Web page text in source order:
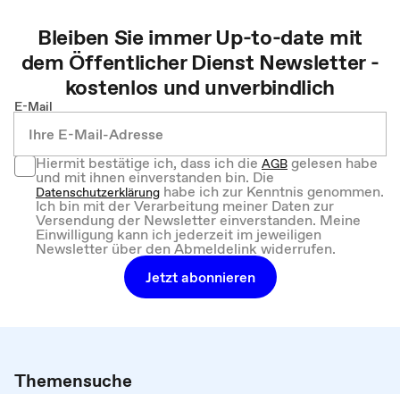
Bleiben Sie immer Up-to-date mit
dem Öffentlicher Dienst Newsletter -
kostenlos und unverbindlich
E-Mail
Hiermit bestätige ich, dass ich dieAGBgelesen habe
und mit ihnen einverstanden bin. Die
Datenschutzerklärung habe ich zur Kenntnis genommen.
Ich bin mit der Verarbeitung meiner Daten zur
Versendung der Newsletter einverstanden. Meine
Einwilligung kann ich jederzeit im jeweiligen
Newsletter über den Abmeldelink widerrufen.
Jetzt abonnieren
Themensuche